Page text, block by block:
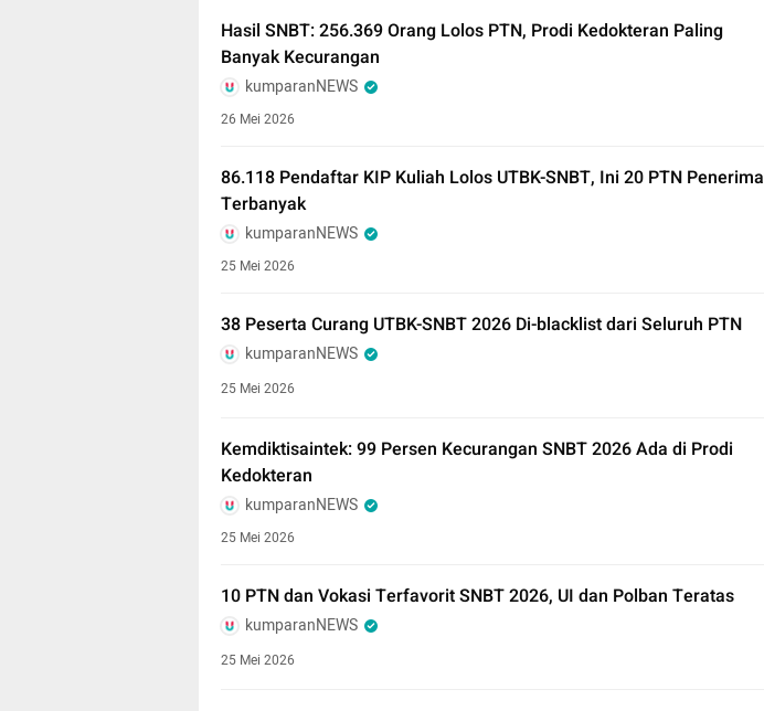
Hasil SNBT: 256.369 Orang Lolos PTN, Prodi Kedokteran Paling
Banyak Kecurangan
kumparanNEWS
26 Mei 2026
86.118 Pendaftar KIP Kuliah Lolos UTBK-SNBT, Ini 20 PTN Penerima
Terbanyak
kumparanNEWS
25 Mei 2026
38 Peserta Curang UTBK-SNBT 2026 Di-blacklist dari Seluruh PTN
kumparanNEWS
25 Mei 2026
Kemdiktisaintek: 99 Persen Kecurangan SNBT 2026 Ada di Prodi
Kedokteran
kumparanNEWS
25 Mei 2026
10 PTN dan Vokasi Terfavorit SNBT 2026, UI dan Polban Teratas
kumparanNEWS
25 Mei 2026